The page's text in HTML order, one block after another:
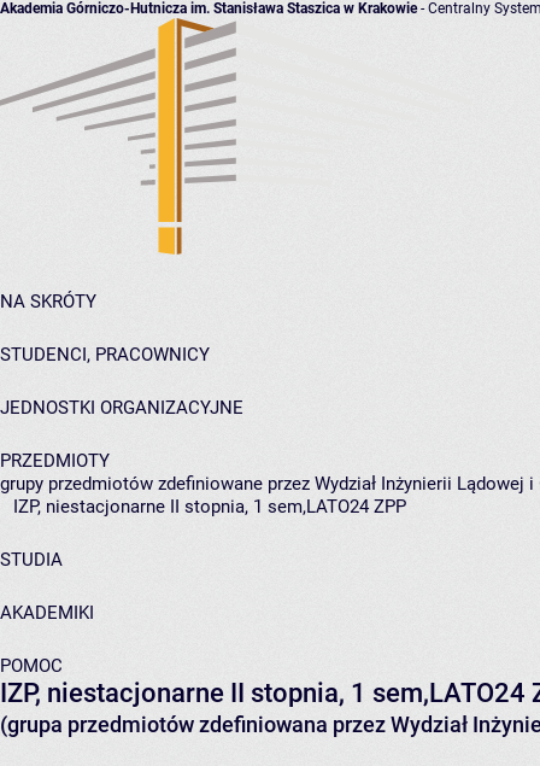
Akademia Górniczo-Hutnicza im. Stanisława Staszica w Krakowie- Centralny
NA SKRÓTY
STUDENCI, PRACOWNICY
JEDNOSTKI ORGANIZACYJNE
PRZEDMIOTY
grupy przedmiotów zdefiniowane przez Wydział Inżynierii Lądowej
IZP, niestacjonarne II stopnia, 1 sem,LATO24 ZPP
STUDIA
AKADEMIKI
POMOC
IZP, niestacjonarne II stopnia, 1 sem,LATO24
(grupa przedmiotów zdefiniowana przez Wydział